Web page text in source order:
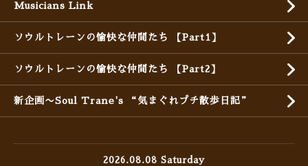
Musicians Link
ソウルトレーンの愉快な仲間たち 【Part1】
ソウルトレーンの愉快な仲間たち 【Part2】
新企画〜Soul Trane's “気まぐれプチ散歩日記”
2026.08.08 Saturday